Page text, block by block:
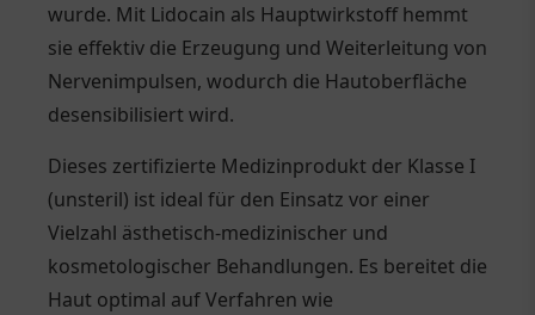
wurde. Mit Lidocain als Hauptwirkstoff hemmt
sie effektiv die Erzeugung und Weiterleitung von
Nervenimpulsen, wodurch die Hautoberfläche
desensibilisiert wird.
Dieses zertifizierte Medizinprodukt der Klasse I
(unsteril) ist ideal für den Einsatz vor einer
Vielzahl ästhetisch-medizinischer und
kosmetologischer Behandlungen. Es bereitet die
Haut optimal auf Verfahren wie